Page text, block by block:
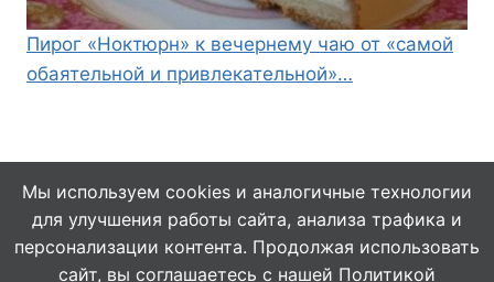
Пирог «Ноктюрн» к вечернему чаю от «самой
обаятельной и привлекательной»…
© 2026 Кулинарушка - Вкусные Рецепты
Мы используем cookies и аналогичные технологии
для улучшения работы сайта, анализа трафика и
персонализации контента. Продолжая использовать
сайт, вы соглашаетесь с нашей Политикой